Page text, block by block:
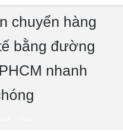
chuyển hàng
bằng đường
nhanh